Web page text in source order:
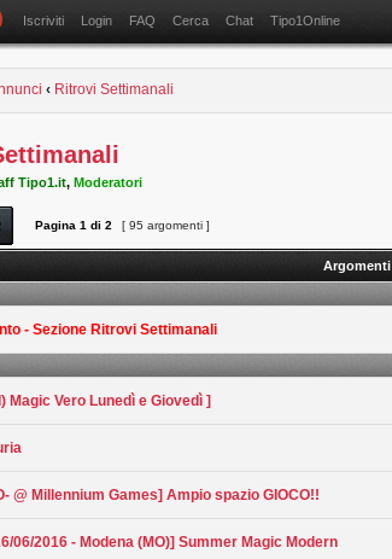
Iscriviti Login FAQ Cerca Chat Tipo1Online
‹ Ritrovi Settimanali
Tipo1.it,Moderatori
Pagina1 di2 [ 95 argomenti ]
Argomenti
- Sezione Ritrovi Settimanali
Magic Vero Lunedì e Giovedì ]
@ Millennium Games] Ampio spazio GIOCO!!
06/2016 - Modena (MO)] Summer Magic Modern